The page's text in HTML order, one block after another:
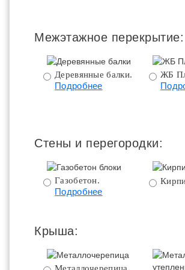
Межэтажное перекрытие:
Деревянные балки.
Подробнее
ЖБ
Стены и перегородки:
Газобетон.
Подробнее
Крыша:
Металлочерепица.